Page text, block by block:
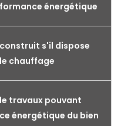
énergétique
s'il dispose
chauffage
travaux pouvant
énergétique du bien